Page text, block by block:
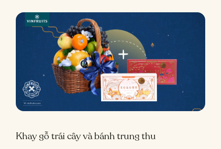
Khay gỗ trái cây và bánh trung thu